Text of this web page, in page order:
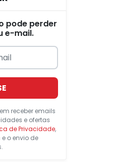
pode perder
e-mail.
receber emails
e ofertas
de Privacidade,
o envio de